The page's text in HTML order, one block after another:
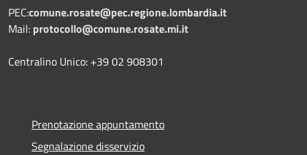
PEC:comune.rosate@pec.regione.lombardia.it
Mail: protocollo@comune.rosate.mi.it
Centralino Unico: +39 02 908301
Prenotazione appuntamento
Segnalazione disservizio